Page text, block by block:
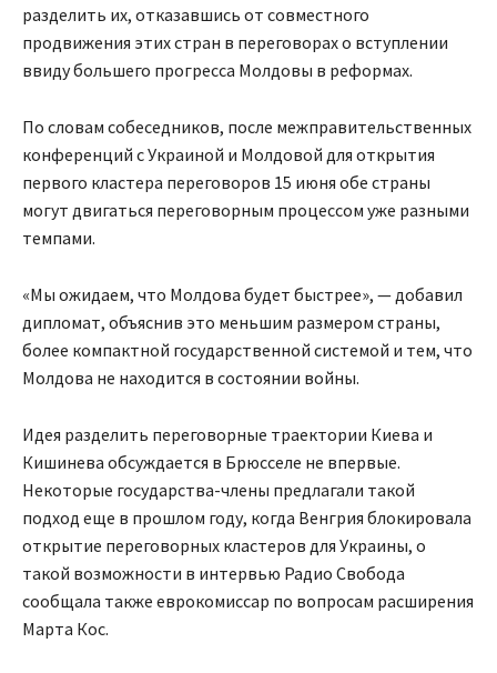
разделить их, отказавшись от совместного
продвижения этих стран в переговорах о вступлении
ввиду большего прогресса Молдовы в реформах.
По словам собеседников, после межправительственных
конференций с Украиной и Молдовой для открытия
первого кластера переговоров 15 июня обе страны
могут двигаться переговорным процессом уже разными
темпами.
«Мы ожидаем, что Молдова будет быстрее», — добавил
дипломат, объяснив это меньшим размером страны,
более компактной государственной системой и тем, что
Молдова не находится в состоянии войны.
Идея разделить переговорные траектории Киева и
Кишинева обсуждается в Брюсселе не впервые.
Некоторые государства-члены предлагали такой
подход еще в прошлом году, когда Венгрия блокировала
открытие переговорных кластеров для Украины, о
такой возможности в интервью Радио Свобода
сообщала также еврокомиссар по вопросам расширения
Марта Кос.